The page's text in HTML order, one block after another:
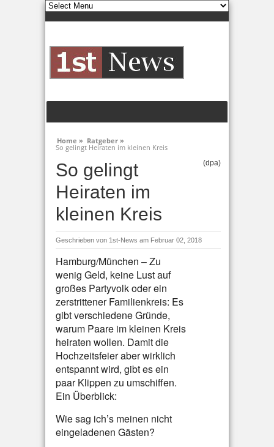
Home » Ratgeber »
So gelingt Heiraten im kleinen Kreis
So gelingt
Heiraten im
kleinen Kreis
(dpa)
Geschrieben von 1st-News am Februar 02, 2018
Hamburg/München – Zu
wenig Geld, keine Lust auf
großes Partyvolk oder ein
zerstrittener Familienkreis: Es
gibt verschiedene Gründe,
warum Paare im kleinen Kreis
heiraten wollen. Damit die
Hochzeitsfeier aber wirklich
entspannt wird, gibt es ein
paar Klippen zu umschiffen.
Ein Überblick:
Wie sag ich’s meinen nicht
eingeladenen Gästen?